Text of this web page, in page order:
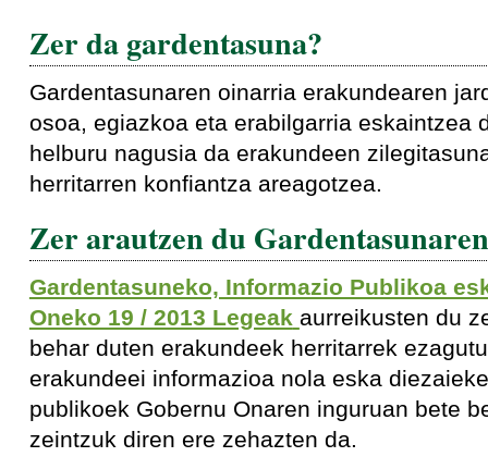
Zer da gardentasuna?
Gardentasunaren oinarria erakundearen
osoa, egiazkoa eta erabilgarria eskaintzea
helburu nagusia da erakundeen
herritarren konfiantza areagotzea.
Zer arautzen du
Gardentasuneko, Informazio Publikoa
Oneko 19 / 2013 Legeak aurreikusten du
behar duten erakundeek herritarrek
erakundeei informazioa nola eska
publikoek Gobernu Onaren inguruan bete
zeintzuk diren ere zehazten da.